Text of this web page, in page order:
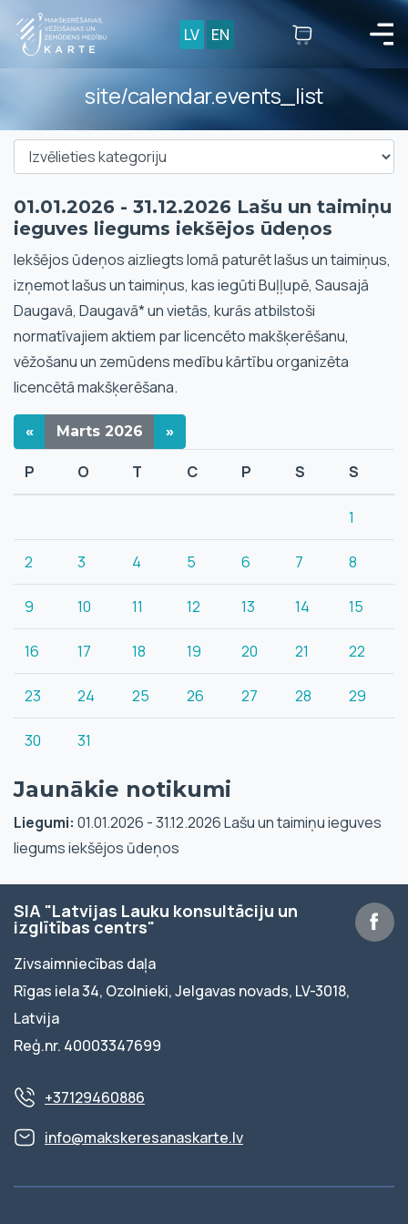
LV EN
site/calendar.events_list
01.01.2026 - 31.12.2026 Lašu un taimiņu
ieguves liegums iekšējos ūdeņos
Iekšējos ūdeņos aizliegts lomā paturēt lašus un taimiņus,
izņemot lašus un taimiņus, kas iegūti Buļļupē, Sausajā
Daugavā, Daugavā* un vietās, kurās atbilstoši
normatīvajiem aktiem par licencēto makšķerēšanu,
vēžošanu un zemūdens medību kārtību organizēta
licencētā makšķerēšana.
« Marts 2026 »
P O T C P S S
1
2 3 4 5 6 7 8
9 10 11 12 13 14 15
16 17 18 19 20 21 22
23 24 25 26 27 28 29
30 31
Jaunākie notikumi
Liegumi: 01.01.2026 - 31.12.2026 Lašu un taimiņu ieguves
liegums iekšējos ūdeņos
SIA "Latvijas Lauku konsultāciju un
izglītības centrs"
Zivsaimniecības daļa
Rīgas iela 34, Ozolnieki, Jelgavas novads, LV-3018,
Latvija
Reģ.nr. 40003347699
+37129460886
info@makskeresanaskarte.lv